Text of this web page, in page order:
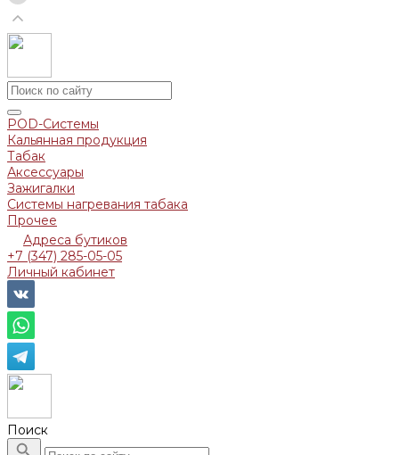
POD-Системы
Кальянная продукция
Табак
Аксессуары
Зажигалки
Системы нагревания табака
Прочее
Адреса бутиков
+7 (347) 285-05-05
Личный кабинет
Поиск